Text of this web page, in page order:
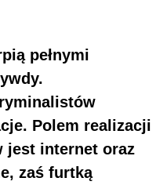
pełnymi
Polem realizacji
jest internet oraz
zaś furtką